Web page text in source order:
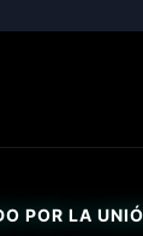
POR LA